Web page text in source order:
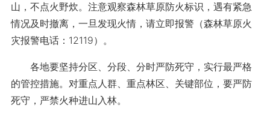
山，不点火野炊。注意观察森林草原防火标识，遇有紧急
情况及时撤离，一旦发现火情，请立即报警（森林草原火
灾报警电话：12119）。
各地要坚持分区、分段、分时严防死守，实行最严格
的管控措施。对重点人群、重点林区、关键部位，要严防
死守，严禁火种进山入林。